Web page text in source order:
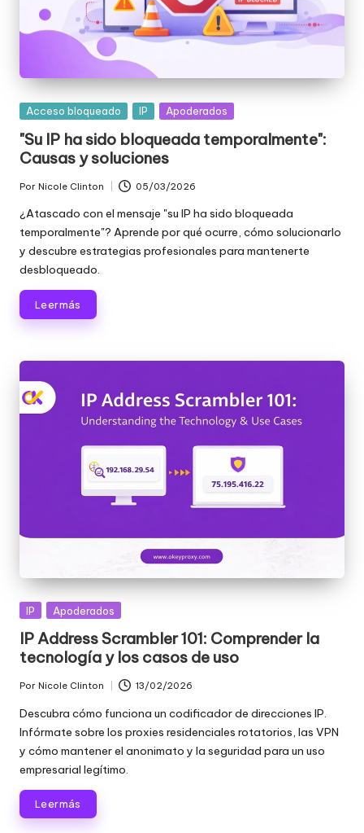
s
u
s
n
e
c
e
si
d
a
d
e
s
u
b
a
g
r
a
t
ui
t
a
Publicada
Acceso bloqueado IP Apoderados
"Su IP ha sido bloqueada temporalmente":
Causas y soluciones
Publicado
por
Por Nicole Clinton 05/03/2026
¿Atascado con el mensaje "su IP ha sido bloqueada
temporalmente"? Aprende por qué ocurre, cómo solucionarlo
y descubre estrategias profesionales para mantenerte
desbloqueado.
Leer más
Publicada
IP Apoderados
IP Address Scrambler 101: Comprender la
tecnología y los casos de uso
Publicado
por
Por Nicole Clinton 13/02/2026
Descubra cómo funciona un codificador de direcciones IP.
Infórmate sobre los proxies residenciales rotatorios, las VPN
y cómo mantener el anonimato y la seguridad para un uso
empresarial legítimo.
Leer más